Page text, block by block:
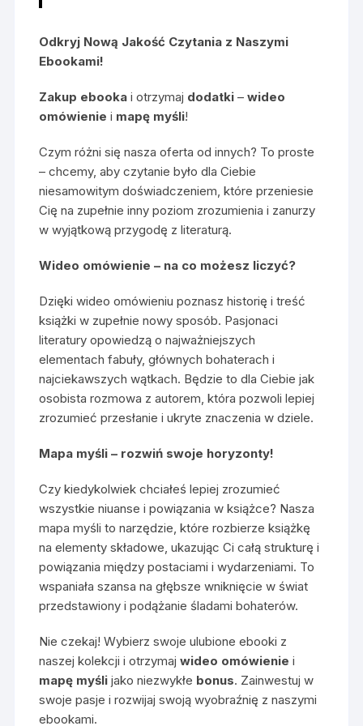
Odkryj Nową Jakość Czytania z Naszymi
Ebookami!
Zakup ebooka i otrzymaj dodatki –wideo
omówienie i mapę myśli!
Czym różni się nasza oferta od innych? To proste
– chcemy, aby czytanie było dla Ciebie
niesamowitym doświadczeniem, które przeniesie
Cię na zupełnie inny poziom zrozumienia i zanurzy
w wyjątkową przygodę z literaturą.
Wideo omówienie – na co możesz liczyć?
Dzięki wideo omówieniu poznasz historię i treść
książki w zupełnie nowy sposób. Pasjonaci
literatury opowiedzą o najważniejszych
elementach fabuły, głównych bohaterach i
najciekawszych wątkach. Będzie to dla Ciebie jak
osobista rozmowa z autorem, która pozwoli lepiej
zrozumieć przesłanie i ukryte znaczenia w dziele.
Mapa myśli – rozwiń swoje horyzonty!
Czy kiedykolwiek chciałeś lepiej zrozumieć
wszystkie niuanse i powiązania w książce? Nasza
mapa myśli to narzędzie, które rozbierze książkę
na elementy składowe, ukazując Ci całą strukturę i
powiązania między postaciami i wydarzeniami. To
wspaniała szansa na głębsze wniknięcie w świat
przedstawiony i podążanie śladami bohaterów.
Nie czekaj! Wybierz swoje ulubione ebooki z
naszej kolekcji i otrzymajwideo omówienie i
mapę myślijako niezwykłe bonus. Zainwestuj w
swoje pasje i rozwijaj swoją wyobraźnię z naszymi
ebookami.